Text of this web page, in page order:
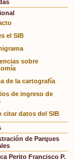
el SIB
sobre
de la cartografía
de ingreso de
citar datos del SIB
de Parques
Perito Francisco P.